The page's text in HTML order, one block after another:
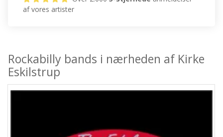
af vores artister
Rockabilly bands i nærheden af Kirke
Eskilstrup